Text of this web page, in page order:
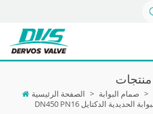
منتجات
الصفحة الرئيسية > صمام البوابة >